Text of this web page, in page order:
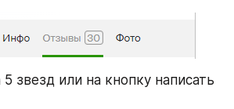
звезд или на кнопку написать